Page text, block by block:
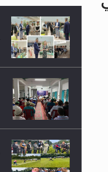
المزيد